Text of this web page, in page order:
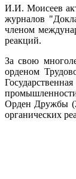
И.И. Моисеев
журналов
членом
реакций.
За свою
орденом
Орден Дружбы
органических